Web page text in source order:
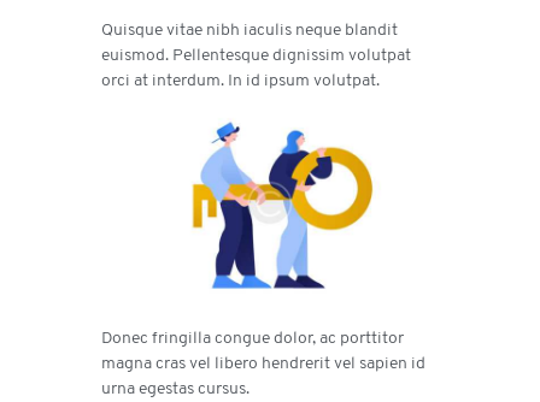
Quisque vitae nibh iaculis neque blandit
euismod. Pellentesque dignissim volutpat
orci at interdum. In id ipsum volutpat.
Donec fringilla congue dolor, ac porttitor
magna cras vel libero hendrerit vel sapien id
urna egestas cursus.